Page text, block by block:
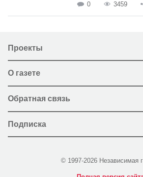
0 3459
Проекты
О газете
Обратная связь
Подписка
© 1997-2026 Независимая